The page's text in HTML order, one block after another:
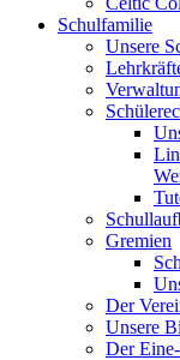
Schulfamilie
Unsere
Gremien
Der
Unsere
Der